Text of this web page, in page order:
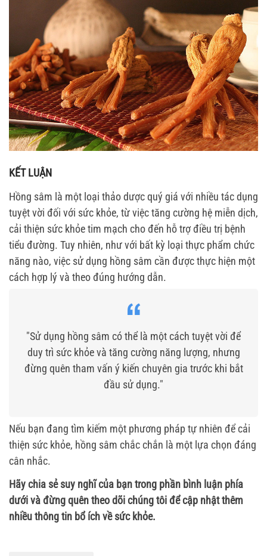
KẾT LUẬN
Hồng sâm là một loại thảo dược quý giá với nhiều tác dụng
tuyệt vời đối với sức khỏe, từ việc tăng cường hệ miễn dịch,
cải thiện sức khỏe tim mạch cho đến hỗ trợ điều trị bệnh
tiểu đường. Tuy nhiên, như với bất kỳ loại thực phẩm chức
năng nào, việc sử dụng hồng sâm cần được thực hiện một
cách hợp lý và theo đúng hướng dẫn.
"Sử dụng hồng sâm có thể là một cách tuyệt vời để
duy trì sức khỏe và tăng cường năng lượng, nhưng
đừng quên tham vấn ý kiến chuyên gia trước khi bắt
đầu sử dụng."
Nếu bạn đang tìm kiếm một phương pháp tự nhiên để cải
thiện sức khỏe, hồng sâm chắc chắn là một lựa chọn đáng
cân nhắc.
Hãy chia sẻ suy nghĩ của bạn trong phần bình luận phía
dưới và đừng quên theo dõi chúng tôi để cập nhật thêm
nhiều thông tin bổ ích về sức khỏe.